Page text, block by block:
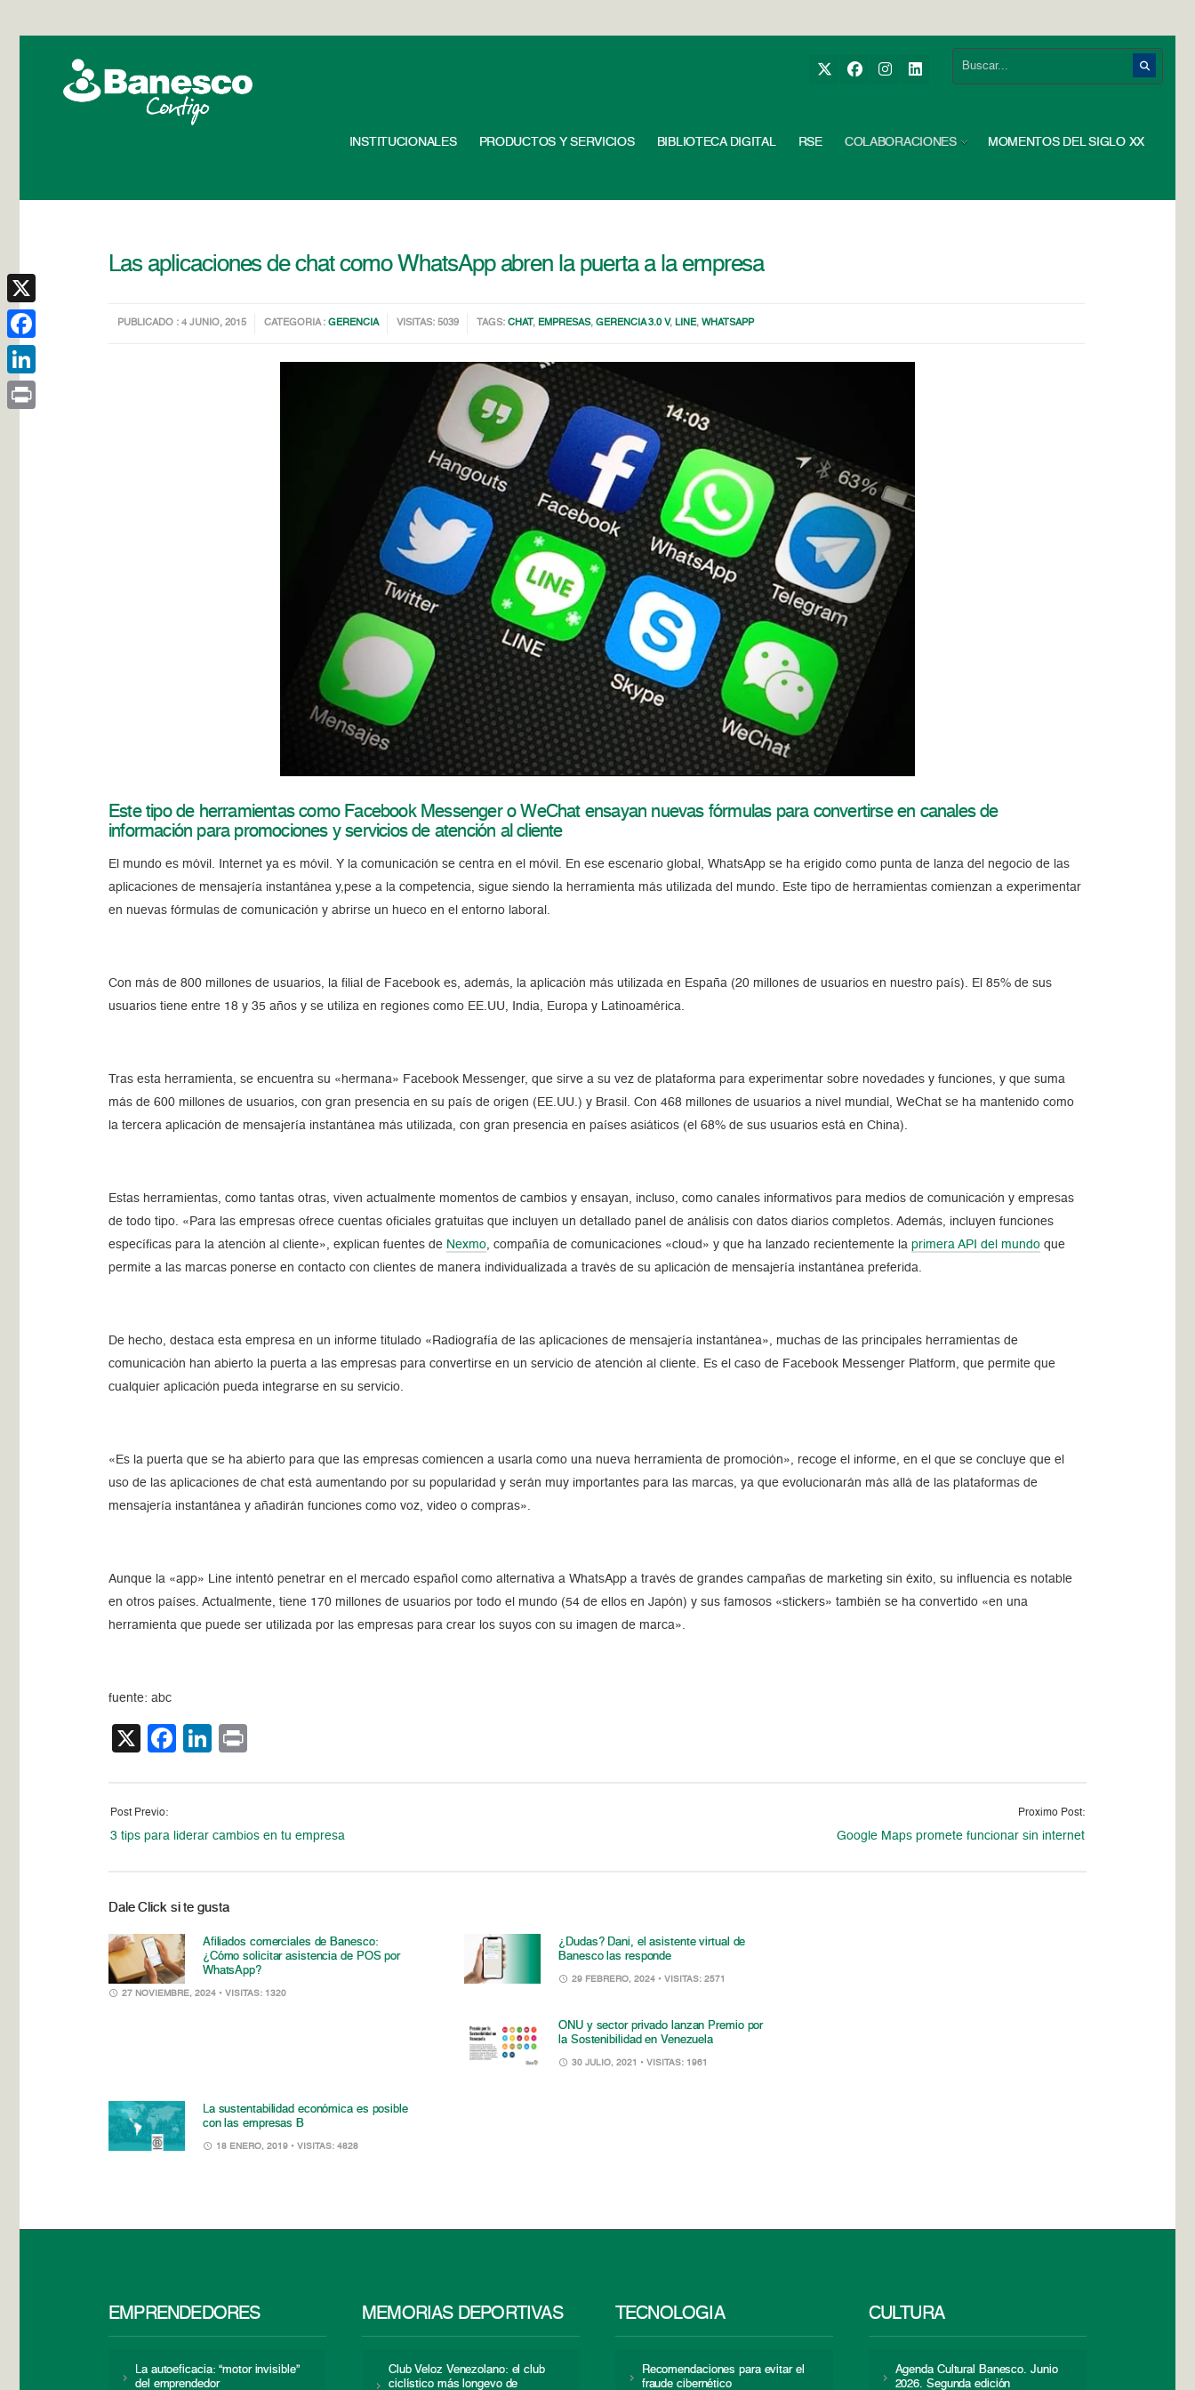
INSTITUCIONALES PRODUCTOS Y SERVICIOS BIBLIOTECA DIGITAL RSE COLABORACIONES MOMENTOS DEL SIGLO XX
Las aplicaciones de chat como WhatsApp abren la puerta a la empresa
PUBLICADO : 4 JUNIO, 2015 CATEGORIA :GERENCIA VISITAS: 5039 TAGS:CHAT , EMPRESAS,GERENCIA 3.0 V, LINE,WHATSAPP
Este tipo de herramientas como Facebook Messenger o WeChat ensayan nuevas fórmulas para convertirse en canales de
información para promociones y servicios de atención al cliente
El mundo es móvil. Internet ya es móvil. Y la comunicación se centra en el móvil. En ese escenario global, WhatsApp se ha erigido como punta de lanza del negocio de las
aplicaciones de mensajería instantánea y,pese a la competencia, sigue siendo la herramienta más utilizada del mundo. Este tipo de herramientas comienzan a experimentar
en nuevas fórmulas de comunicación y abrirse un hueco en el entorno laboral.
Con más de 800 millones de usuarios, la filial de Facebook es, además, la aplicación más utilizada en España (20 millones de usuarios en nuestro país). El 85% de sus
usuarios tiene entre 18 y 35 años y se utiliza en regiones como EE.UU, India, Europa y Latinoamérica.
Tras esta herramienta, se encuentra su «hermana» Facebook Messenger, que sirve a su vez de plataforma para experimentar sobre novedades y funciones, y que suma
más de 600 millones de usuarios, con gran presencia en su país de origen (EE.UU.) y Brasil. Con 468 millones de usuarios a nivel mundial, WeChat se ha mantenido como
la tercera aplicación de mensajería instantánea más utilizada, con gran presencia en países asiáticos (el 68% de sus usuarios está en China).
Estas herramientas, como tantas otras, viven actualmente momentos de cambios y ensayan, incluso, como canales informativos para medios de comunicación y empresas
de todo tipo. «Para las empresas ofrece cuentas oficiales gratuitas que incluyen un detallado panel de análisis con datos diarios completos. Además, incluyen funciones
específicas para la atención al cliente», explican fuentes de Nexmo , compañía de comunicaciones «cloud» y que ha lanzado recientemente laprimera API del mundo que
permite a las marcas ponerse en contacto con clientes de manera individualizada a través de su aplicación de mensajería instantánea preferida.
De hecho, destaca esta empresa en un informe titulado «Radiografía de las aplicaciones de mensajería instantánea», muchas de las principales herramientas de
comunicación han abierto la puerta a las empresas para convertirse en un servicio de atención al cliente. Es el caso de Facebook Messenger Platform, que permite que
cualquier aplicación pueda integrarse en su servicio.
«Es la puerta que se ha abierto para que las empresas comiencen a usarla como una nueva herramienta de promoción», recoge el informe, en el que se concluye que el
uso de las aplicaciones de chat está aumentando por su popularidad y serán muy importantes para las marcas, ya que evolucionarán más allá de las plataformas de
mensajería instantánea y añadirán funciones como voz, video o compras».
Aunque la «app» Line intentó penetrar en el mercado español como alternativa a WhatsApp a través de grandes campañas de marketing sin éxito, su influencia es notable
en otros países. Actualmente, tiene 170 millones de usuarios por todo el mundo (54 de ellos en Japón) y sus famosos «stickers» también se ha convertido «en una
herramienta que puede ser utilizada por las empresas para crear los suyos con su imagen de marca».
fuente: abc
X Facebook
LinkedIn
Post Previo:
3 tips para liderar cambios en tu empresa
Proximo Post:
Google Maps promete funcionar sin internet
Dale Click si te gusta
Afiliados comerciales de Banesco:
¿Cómo solicitar asistencia de POS por
WhatsApp?
27 NOVIEMBRE, 2024 • VISITAS: 1320
¿Dudas? Dani, el asistente virtual de
Banesco las responde
29 FEBRERO, 2024 • VISITAS: 2571
ONU y sector privado lanzan Premio por
la Sostenibilidad en Venezuela
30 JULIO, 2021 • VISITAS: 1961
La sustentabilidad económica es posible
con las empresas B
18 ENERO, 2019 • VISITAS: 4828
EMPRENDEDORES
La autoeficacia: “motor invisible”
del emprendedor
MEMORIAS DEPORTIVAS
Club Veloz Venezolano: el club
ciclístico más longevo de
TECNOLOGÍA
Recomendaciones para evitar el
fraude cibernético
CULTURA
Agenda Cultural Banesco. Junio
2026. Segunda edición
X
Facebook
LinkedIn